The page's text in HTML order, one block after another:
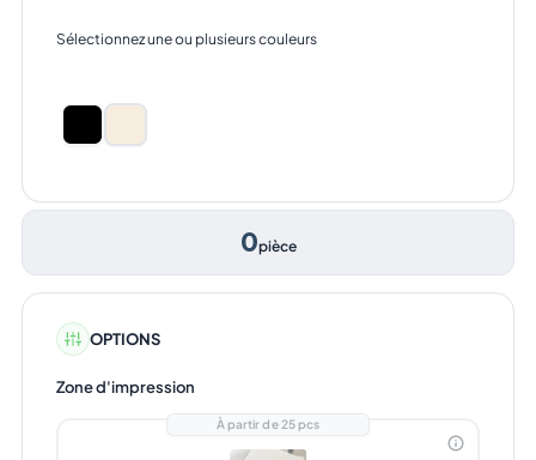
Sélectionnez une ou plusieurs couleurs
0pièce
OPTIONS
Zone d'impression
À partir de 25 pcs